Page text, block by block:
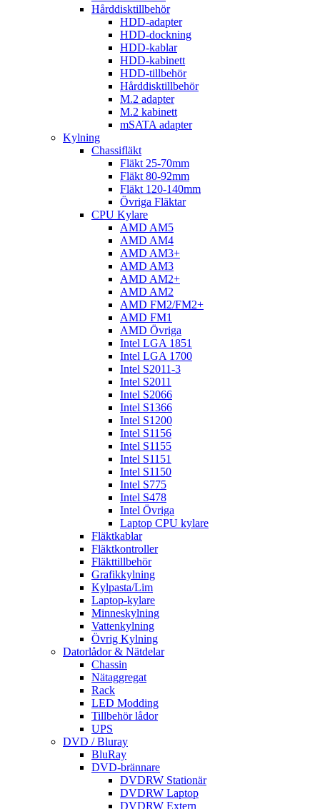
Hårddisktillbehör
HDD-adapter
HDD-dockning
HDD-kablar
HDD-kabinett
HDD-tillbehör
Hårddisktillbehör
M.2 adapter
M.2 kabinett
mSATA adapter
Kylning
Chassifläkt
Fläkt 25-70mm
Fläkt 80-92mm
Fläkt 120-140mm
Övriga Fläktar
CPU Kylare
AMD AM5
AMD AM4
AMD AM3+
AMD AM3
AMD AM2+
AMD AM2
AMD FM2/FM2+
AMD FM1
AMD Övriga
Intel LGA 1851
Intel LGA 1700
Intel S2011-3
Intel S2011
Intel S2066
Intel S1366
Intel S1200
Intel S1156
Intel S1155
Intel S1151
Intel S1150
Intel S775
Intel S478
Intel Övriga
Laptop CPU kylare
Fläktkablar
Fläktkontroller
Fläkttillbehör
Grafikkylning
Kylpasta/Lim
Laptop-kylare
Minneskylning
Vattenkylning
Övrig Kylning
Datorlådor & Nätdelar
Chassin
Nätaggregat
Rack
LED Modding
Tillbehör lådor
UPS
DVD / Bluray
BluRay
DVD-brännare
DVDRW Stationär
DVDRW Laptop
DVDRW Extern